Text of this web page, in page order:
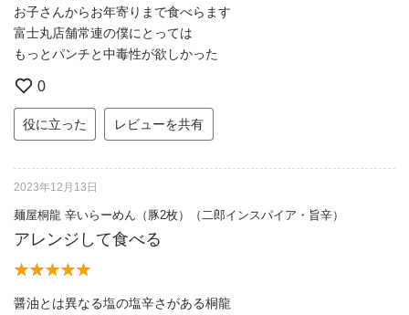
お子さんからお年寄りまで食べらます
富士丸店舗常連の僕にとっては
もっとパンチと中毒性が欲しかった
0
役に立った レビューを共有
2023年12月13日
麺屋桐龍 辛いらーめん（豚2枚）（二郎インスパイア・旨辛）
アレンジして食べる
醤油とは異なる塩の塩辛さがある桐龍